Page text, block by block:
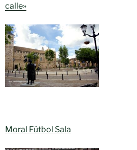
calle»
Moral Fútbol Sala